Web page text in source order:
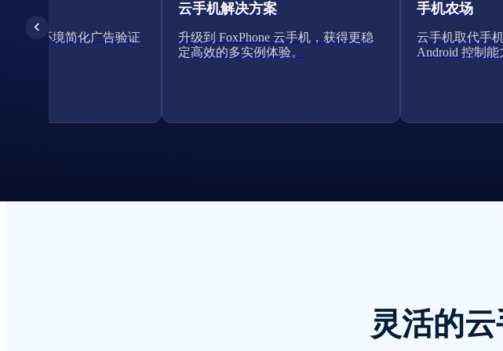
手机环境简化广告验证
云手机解决方案
升级到 FoxPhone 云手机，获得更稳
定高效的多实例体验。
手机农场
云手机取代手
Android 控制能
灵活的